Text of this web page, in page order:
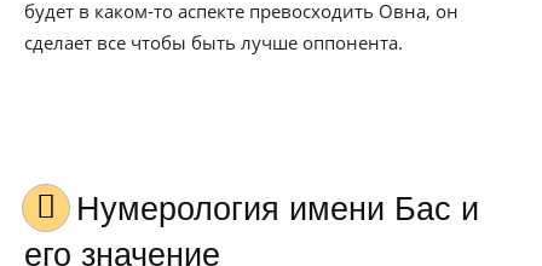
будет в каком-то аспекте превосходить Овна, он
сделает все чтобы быть лучше оппонента.
Нумерология имени Бас и
его значение